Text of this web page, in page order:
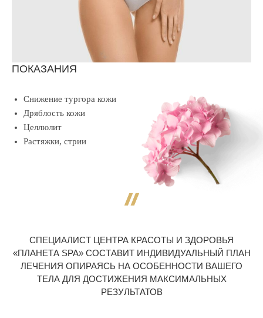
ПОКАЗАНИЯ
Снижение тургора кожи
Дряблость кожи
Целлюлит
Растяжки, стрии
СПЕЦИАЛИСТ ЦЕНТРА КРАСОТЫ И ЗДОРОВЬЯ
«ПЛАНЕТА SPA» СОСТАВИТ ИНДИВИДУАЛЬНЫЙ ПЛАН
ЛЕЧЕНИЯ ОПИРАЯСЬ НА ОСОБЕННОСТИ ВАШЕГО
ТЕЛА ДЛЯ ДОСТИЖЕНИЯ МАКСИМАЛЬНЫХ
РЕЗУЛЬТАТОВ